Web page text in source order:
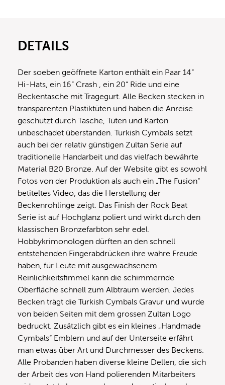
DETAILS
Der soeben geöffnete Karton enthält ein Paar 14“
Hi-Hats, ein 16“ Crash , ein 20“ Ride und eine
Beckentasche mit Tragegurt. Alle Becken stecken in
transparenten Plastiktüten und haben die Anreise
geschützt durch Tasche, Tüten und Karton
unbeschadet überstanden. Turkish Cymbals setzt
auch bei der relativ günstigen Zultan Serie auf
traditionelle Handarbeit und das vielfach bewährte
Material B20 Bronze. Auf der Website gibt es sowohl
Fotos von der Produktion als auch ein „The Fusion“
betiteltes Video, das die Herstellung der
Beckenrohlinge zeigt. Das Finish der Rock Beat
Serie ist auf Hochglanz poliert und wirkt durch den
klassischen Bronzefarbton sehr edel.
Hobbykrimonologen dürften an den schnell
entstehenden Fingerabdrücken ihre wahre Freude
haben, für Leute mit ausgewachsenem
Reinlichkeitsfimmel kann die schimmernde
Oberfläche schnell zum Albtraum werden. Jedes
Becken trägt die Turkish Cymbals Gravur und wurde
von beiden Seiten mit dem grossen Zultan Logo
bedruckt. Zusätzlich gibt es ein kleines „Handmade
Cymbals“ Emblem und auf der Unterseite erfährt
man etwas über Art und Durchmesser des Beckens.
Alle Probanden haben diverse kleine Dellen, die sich
der Arbeit des von Hand polierenden Mitarbeiters